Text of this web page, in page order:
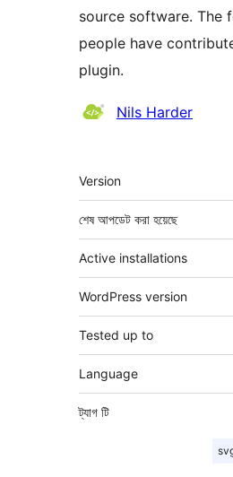
source software. The
people have
plugin.
কন্ট্রিবিউটরNils Harder
মেটা
Version
শেষ আপডেট করা হয়েছে
Active installations
WordPress version
Tested up to
Language
ট্যাগ টি